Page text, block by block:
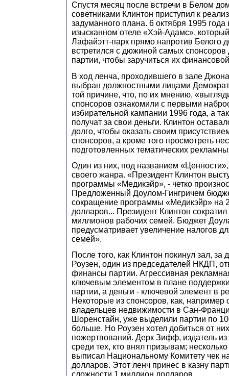
Спустя месяц после встречи в Белом
советниками Клинтон приступил к
задуманного плана. 6 октября 1995
изысканном отеле «Хэй-Адамс»,
Лафайэтт-парк прямо напротив Белого
встретился с дюжиной самых спонсоров
партии, чтобы заручиться их
В ход ленча, проходившего в зале
выбран должностными лицами
той причине, что, по их мнению,
спонсоров ознакомили с первыми
избирательной кампании 1996 года, а
получат за свои деньги. Клинтон
долго, чтобы оказать своим
спонсоров, а кроме того просмотреть
подготовленных тематических
Один из них, под названием
своего жанра. «Президент Клинтон
программы «Медикэйр», - четко
Предложенный Доулом-Гингричем
сокращение программы «Медикэйр» на
долларов... Президент Клинтон
миллионов рабочих семей. Бюджет
предусматривает увеличение налогов
семей».
После того, как Клинтон покинул зал, за
Роузен, один из председателей НКДП,
финансы партии. Агрессивная
ключевым элементом в плане
партии, а деньги - ключевой элемент в
Некоторые из спонсоров, как, например
владельцев недвижимости в Сан-
Шоренстайн, уже выделили партии по
больше. Но Роузен хотел добиться от
пожертвований. Дерк Зифф, издатель
среди тех, кто внял призывам;
выписал Национальному Комитету чек
долларов. Этот ленч принес в казну